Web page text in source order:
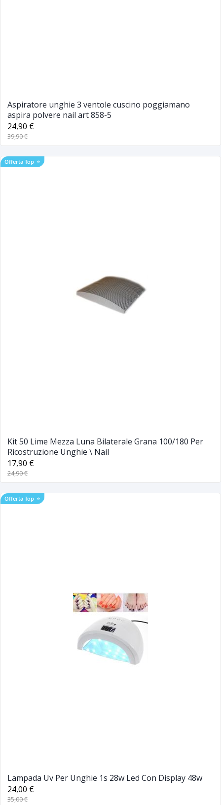
Aspiratore unghie 3 ventole cuscino poggiamano
aspira polvere nail art 858-5
24,90 €
39,90 €
Offerta Top ⭐
Kit 50 Lime Mezza Luna Bilaterale Grana 100/180 Per
Ricostruzione Unghie \ Nail
17,90 €
24,90 €
Offerta Top ⭐
Lampada Uv Per Unghie 1s 28w Led Con Display 48w
24,00 €
35,00 €